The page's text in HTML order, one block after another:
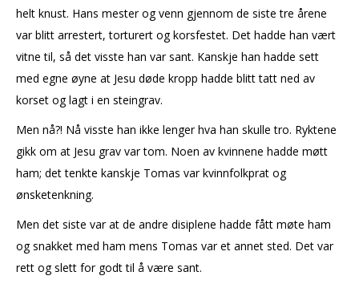
helt knust. Hans mester og venn gjennom de siste tre årene
var blitt arrestert, torturert og korsfestet. Det hadde han vært
vitne til, så det visste han var sant. Kanskje han hadde sett
med egne øyne at Jesu døde kropp hadde blitt tatt ned av
korset og lagt i en steingrav.
Men nå?! Nå visste han ikke lenger hva han skulle tro. Ryktene
gikk om at Jesu grav var tom. Noen av kvinnene hadde møtt
ham; det tenkte kanskje Tomas var kvinnfolkprat og
ønsketenkning.
Men det siste var at de andre disiplene hadde fått møte ham
og snakket med ham mens Tomas var et annet sted. Det var
rett og slett for godt til å være sant.